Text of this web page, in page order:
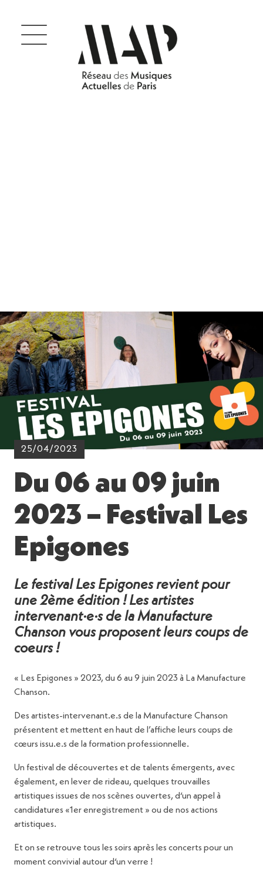
25/04/2023
Du 06 au 09 juin
2023 – Festival Les
Epigones
Le festival Les Epigones revient pour
une 2ème édition ! Les artistes
intervenant·e·s de la Manufacture
Chanson vous proposent leurs coups de
coeurs !
« Les Epigones » 2023, du 6 au 9 juin 2023 à La Manufacture
Chanson.
Des artistes-intervenant.e.s de la Manufacture Chanson
présentent et mettent en haut de l’affiche leurs coups de
cœurs issu.e.s de la formation professionnelle.
Un festival de découvertes et de talents émergents, avec
également, en lever de rideau, quelques trouvailles
artistiques issues de nos scènes ouvertes, d‘un appel à
candidatures «1er enregistrement » ou de nos actions
artistiques.
Et on se retrouve tous les soirs après les concerts pour un
moment convivial autour d‘un verre !